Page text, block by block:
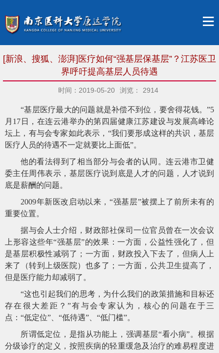
[新浪、搜狐、澎湃]医疗如何“强基层保基层”？江苏医卫
界呼吁提高基层人员待遇
时间：2019-05-20 浏览： 2914
“基层医疗最大的问题就是补偿不到位，要舍得花钱。”5
月17日，在连云港举办的第四届健康江苏建设与发展高峰论
坛上，有与会专家如此表示，“我们要形成这样的共识，基层
医疗人员的待遇不一定就要比上面低”。
他的看法得到了相当部分与会者的认同。连云港市卫健
委主任周伟表示，基层医疗说到底是人才的问题，人才说到
底是薪酬的问题。
2009年新医改启动以来，“强基层”被摆上了前所未有的
重要位置。
据与会人士介绍，财政部社保司一位官员曾在一次会议
上形容这些年“强基层”的效果：一方面，公益性强化了，但
是基层积极性减弱了；一方面，财政投入下去了，但病人上
来了（转到上级医院）也多了；一方面，公共卫生提高了，
但是医疗能力却减弱了。
“这也引起我们的思考，为什么我们的政策措施和目标还
存在很大差距？”有与会专家认为，核心的问题在于三
点：“低定位”、“低待遇”、“低门槛”。
所谓低定位，是指从功能上，强调基层“看小病”。根据
分级诊疗的定义，按照疾病的轻重缓急及治疗的难易程度进